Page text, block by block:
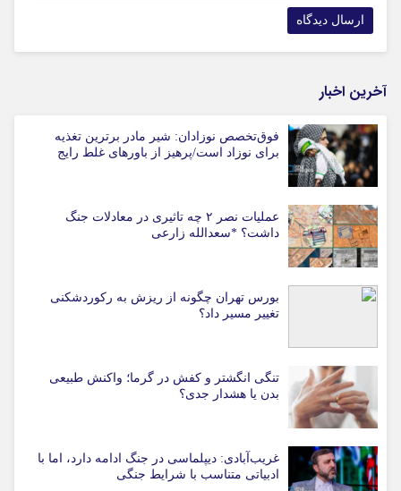
آخرین اخبار
فوق‌تخصص نوزادان: شیر مادر برترین تغذیه
برای نوزاد است/پرهیز از باورهای غلط رایج
عملیات نصر ۲ چه تاثیری در معادلات جنگ
داشت؟ *سعدالله زارعی
بورس تهران چگونه از ریزش به رکوردشکنی
تغییر مسیر داد؟
تنگی انگشتر و کفش در گرما؛ واکنش طبیعی
بدن یا هشدار جدی؟
غریب‌آبادی: دیپلماسی در جنگ ادامه دارد، اما با
ادبیاتی متناسب با شرایط جنگی